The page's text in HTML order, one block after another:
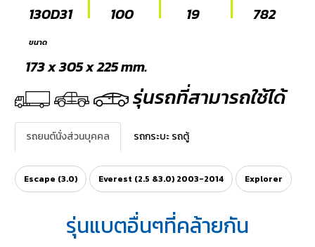
130D31 100 19 782
ขนาด
173 x 305 x 225 mm.
รุ่นรถที่สามารถใช้ได้
รถยนต์นั่งส่วนบุคคล รถกระบะ รถตู้
Escape (3.0) Everest (2.5 &3.0) 2003-2014 Explorer
รุ่นแบตอื่นๆที่คล้ายกัน